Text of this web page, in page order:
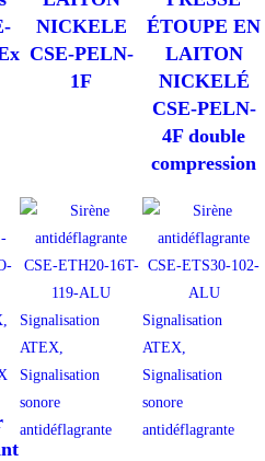
NICKELE
CSE-PELN-
1F
ÉTOUPE EN
LAITON
NICKELÉ
CSE-PELN-
4F double
compression
Signalisation
ATEX,
Signalisation
sonore
antidéflagrante
Signalisation
ATEX,
Signalisation
sonore
antidéflagrante